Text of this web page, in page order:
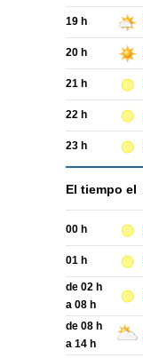
19 h
20 h
21 h
22 h
23 h
El tiempo el
00 h
01 h
de 02 h
a 08 h
de 08 h
a 14 h